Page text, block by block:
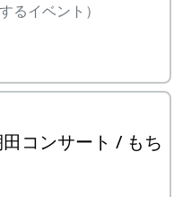
をして地元の人
に１年を過ごす
くれて、兵庫県
日に田んぼでライ
い出の楽曲で
アンジェラ
三畳⼀間
なでしこ
るイベント）
コンサート / もち